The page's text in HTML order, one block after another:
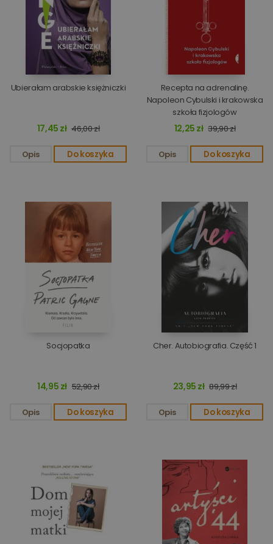
Ubierałam arabskie księżniczki
17,45 zł 46,00 zł
Opis Do koszyka
Recepta na adrenalinę.
Napoleon Cybulski i krakowska
szkoła fizjologów
12,25 zł 39,90 zł
Opis Do koszyka
Socjopatka
14,95 zł 52,90 zł
Opis Do koszyka
Cher. Autobiografia. Część 1
23,95 zł 89,99 zł
Opis Do koszyka